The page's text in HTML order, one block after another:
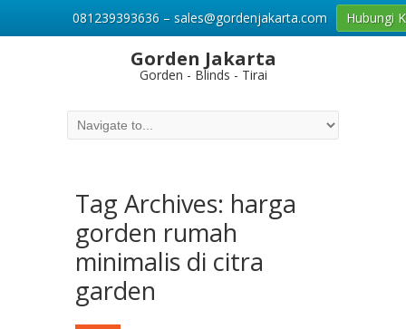
Gorden Jakarta
Gorden - Blinds - Tirai
Tag Archives: harga
gorden rumah
minimalis di citra
garden
081239393636 – sales@gordenjakarta.com Hubungi